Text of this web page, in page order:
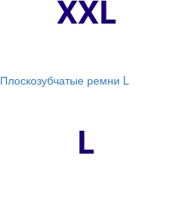
Плоскозубчатые ремни L